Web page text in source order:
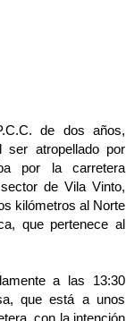
de dos años,
ser atropellado por
por la carretera
de Vila Vinto,
kilómetros al Norte
que pertenece al
a las 13:30
que está a unos
con la intención